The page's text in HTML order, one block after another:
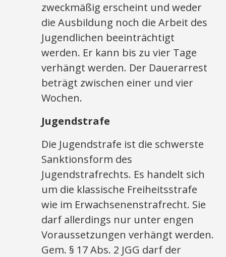
zweckmäßig erscheint und weder
die Ausbildung noch die Arbeit des
Jugendlichen beeinträchtigt
werden. Er kann bis zu vier Tage
verhängt werden. Der Dauerarrest
beträgt zwischen einer und vier
Wochen.
Jugendstrafe
Die Jugendstrafe ist die schwerste
Sanktionsform des
Jugendstrafrechts. Es handelt sich
um die klassische Freiheitsstrafe
wie im Erwachsenenstrafrecht. Sie
darf allerdings nur unter engen
Voraussetzungen verhängt werden.
Gem. § 17 Abs. 2 JGG darf der